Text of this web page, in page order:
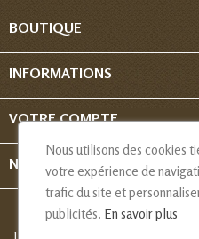
BOUTIQUE
INFORMATIONS
VOTRE COMPTE
NOUS CONTACTER
Nous utilisons des cookies
votre expérience de
trafic du site et
publicités. En savoir plus